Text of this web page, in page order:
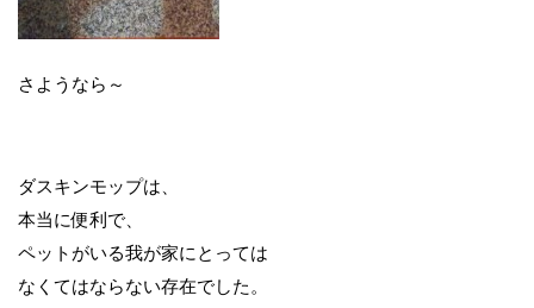
さようなら～
ダスキンモップは、
本当に便利で、
ペットがいる我が家にとっては
なくてはならない存在でした。